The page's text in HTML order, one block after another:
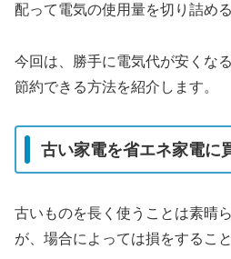
配って電気の使用量を切り詰め
今回は、勝手に電気代が安くな
節約できる方法を紹介します。
古い家電を省エネ家電に
古いものを長く使うことは素晴
が、場合によっては損をするこ